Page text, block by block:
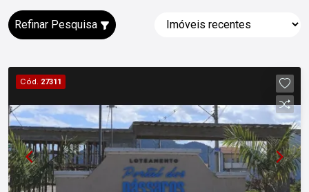
Refinar Pesquisa
Cód. 27311